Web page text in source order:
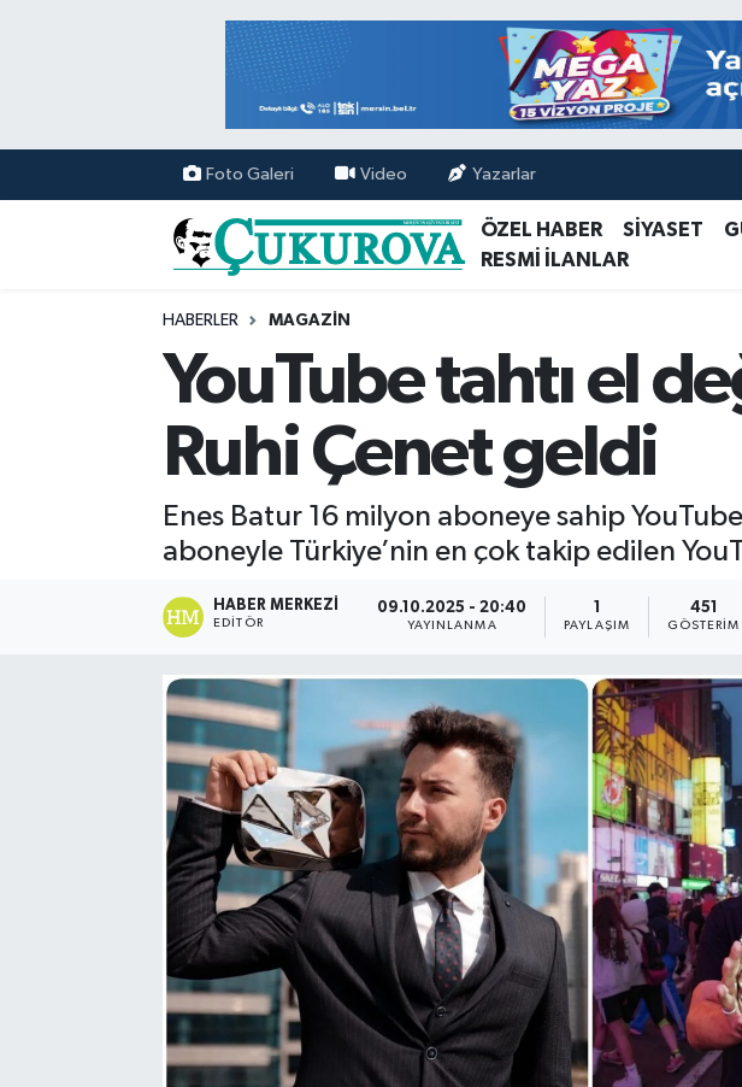
Foto Galeri Video Yazarlar
ÖZEL HABER SİYASET
RESMİ İLANLAR
HABERLER MAGAZİN
YouTube tahtı el
Ruhi Çenet geldi
Enes Batur 16 milyon aboneye sahip
aboneyle Türkiye’nin en çok takip edilen
HABER MERKEZI
EDITÖR
09.10.2025 - 20:40
YAYINLANMA PAYLAŞIM
451
GÖSTERIM
Mersin Nöbetçi Eczaneler
Mersin Hava Durumu
Mersin Namaz Vakitleri
Mersin Trafik Yoğunluk Haritası
Tüm Manşetler
Son Dakika Haberleri
Haber Arşivi